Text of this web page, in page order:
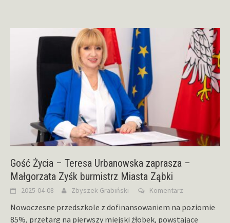
Gość Życia – Teresa Urbanowska zaprasza –
Małgorzata Zyśk burmistrz Miasta Ząbki
2025-04-08 Zbyszek Grabiński Komentarz
Nowoczesne przedszkole z dofinansowaniem na poziomie
85%, przetarg na pierwszy miejski żłobek, powstające